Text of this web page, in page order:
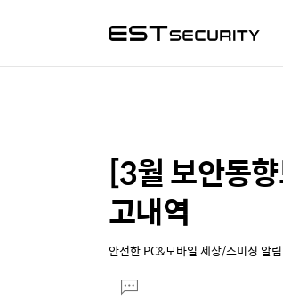
상
세
컨
텐
본
문
제
[3월 보안동
고내역
안전한 PC&모바일 세상/스미싱 알림
문댓
글